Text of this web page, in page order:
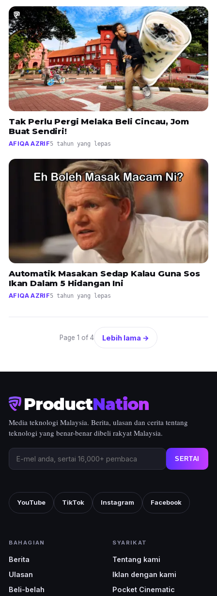
Tak Perlu Pergi Melaka Beli Cincau, Jom
Buat Sendiri!
AFIQA AZRIF5 tahun yang lepas
Automatik Masakan Sedap Kalau Guna Sos
Ikan Dalam 5 Hidangan Ini
AFIQA AZRIF5 tahun yang lepas
Page 1 of 4 Lebih lama →
ProductNation
Media teknologi Malaysia. Berita, ulasan dan cerita tentang
teknologi yang benar-benar dibeli rakyat Malaysia.
SERTAI
YouTube TikTok Instagram Facebook
BAHAGIAN
Berita
Ulasan
Beli-belah
SYARIKAT
Tentang kami
Iklan dengan kami
Pocket Cinematic